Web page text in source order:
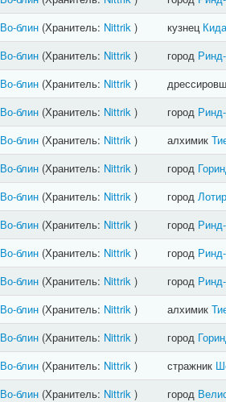
Во-блин(Хранитель: Nittrik ) кузнец
Во-блин(Хранитель: Nittrik ) город
Во-блин(Хранитель: Nittrik )
Во-блин(Хранитель: Nittrik ) город
Во-блин(Хранитель: Nittrik ) алхимик
Во-блин(Хранитель: Nittrik ) город
Во-блин(Хранитель: Nittrik ) город
Во-блин(Хранитель: Nittrik ) город
Во-блин(Хранитель: Nittrik ) город
Во-блин(Хранитель: Nittrik ) город
Во-блин(Хранитель: Nittrik ) алхимик
Во-блин(Хранитель: Nittrik ) город
Во-блин(Хранитель: Nittrik ) стражник
Во-блин(Хранитель: Nittrik ) город